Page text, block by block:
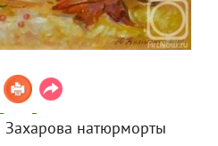
натюрморты